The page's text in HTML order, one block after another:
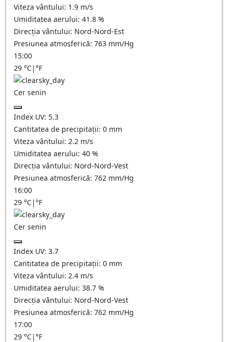
Viteza vântului: 1.9 m/s
Umiditatea aerului: 41.8 %
Direcția vântului: Nord-Nord-Est
Presiunea atmosferică: 763 mm/Hg
15:00
29 °C|°F
Cer senin
Index UV: 5.3
Cantitatea de precipitații: 0 mm
Viteza vântului: 2.2 m/s
Umiditatea aerului: 40 %
Direcția vântului: Nord-Nord-Vest
Presiunea atmosferică: 762 mm/Hg
16:00
29 °C|°F
Cer senin
Index UV: 3.7
Cantitatea de precipitații: 0 mm
Viteza vântului: 2.4 m/s
Umiditatea aerului: 38.7 %
Direcția vântului: Nord-Nord-Vest
Presiunea atmosferică: 762 mm/Hg
17:00
29 °C|°F